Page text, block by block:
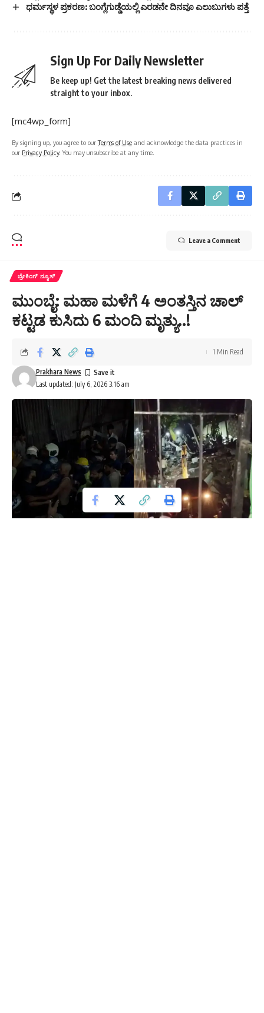
ಧರ್ಮಸ್ಥಳ ಪ್ರಕರಣ: ಬಂಗ್ಲೆಗುಡ್ಡೆಯಲ್ಲಿ ಎರಡನೇ ದಿನವೂ ಎಲುಬುಗಳು ಪತ್ತೆ
Sign Up For Daily Newsletter
Be keep up! Get the latest breaking news delivered
straight to your inbox.
[mc4wp_form]
By signing up, you agree to ourTerms of Use and acknowledge the data practices in
our Privacy Policy. You may unsubscribe at any time.
Leave a Comment
ಬ್ರೇಕಿಂಗ್ ನ್ಯೂಸ್
ಮುಂಬೈ: ಮಹಾ ಮಳೆಗೆ 4 ಅಂತಸ್ತಿನ ಚಾಲ್
ಕಟ್ಟಡ ಕುಸಿದು 6 ಮಂದಿ ಮೃತ್ಯು..!
Last updated: July 6, 2026 3:16 am
Prakhara News
1 Min Read